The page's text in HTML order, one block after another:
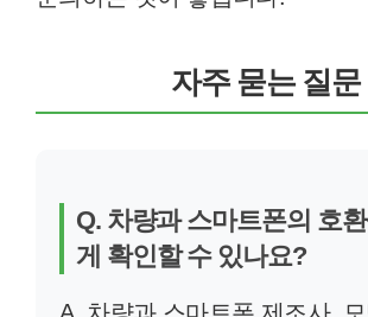
자주 묻는 질문
Q. 차량과 스마트폰의 호
게 확인할 수 있나요?